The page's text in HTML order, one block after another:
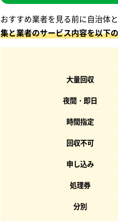
おすすめ業者を見る前に自治体
集と業者のサービス内容を以下
大量回収
夜間・即日
時間指定
回収不可
申し込み
処理券
分別